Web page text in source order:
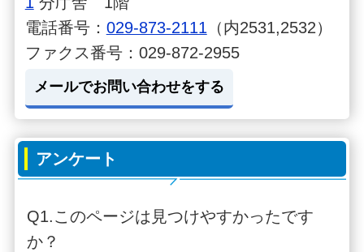
電話番号： 029-873-2111 （内2531,2532）
ファクス番号：029-872-2955
メールでお問い合わせをする
アンケート
Q1.このページは見つけやすかったです
か？